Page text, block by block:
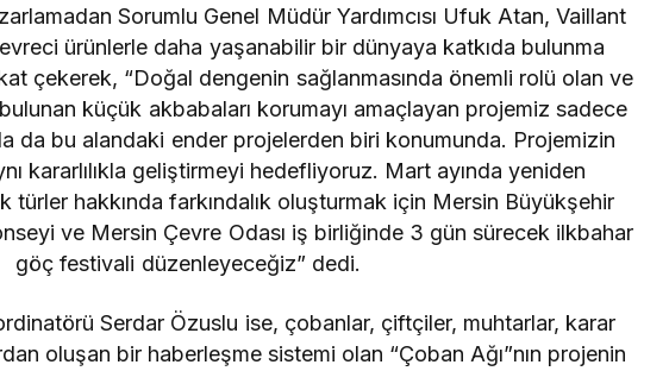
Sorumlu Genel Müdür Yardımcısı Ufuk Atan, Vaillant
ürünlerle daha yaşanabilir bir dünyaya katkıda bulunma
çekerek, “Doğal dengenin sağlanmasında önemli rolü olan ve
küçük akbabaları korumayı amaçlayan projemiz sadece
da bu alandaki ender projelerden biri konumunda. Projemizin
kararlılıkla geliştirmeyi hedefliyoruz. Mart ayında yeniden
türler hakkında farkındalık oluşturmak için Mersin Büyükşehir
ve Mersin Çevre Odası iş birliğinde 3 gün sürecek ilkbahar
göç festivali düzenleyeceğiz” dedi.
Serdar Özuslu ise, çobanlar, çiftçiler, muhtarlar, karar
oluşan bir haberleşme sistemi olan “Çoban Ağı”nın projenin